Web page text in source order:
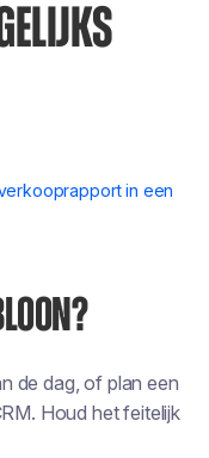
in een
de dag, of plan een
Houd het feitelijk